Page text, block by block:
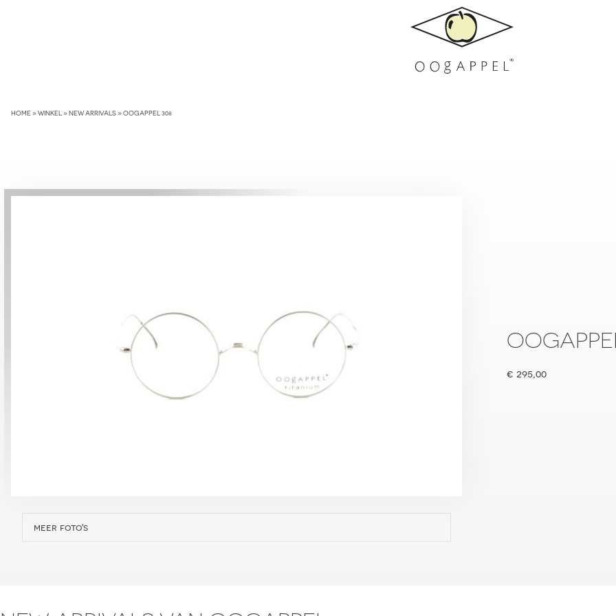
HOME»WINKEL »NEW ARRIVALS»OOGAPPEL 308
meer foto's
€ 295,00